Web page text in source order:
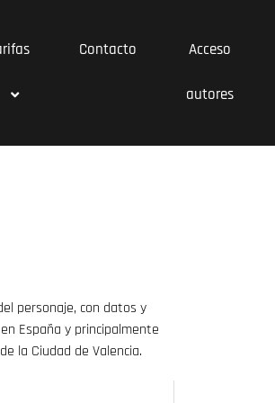
Contacto Acceso
autores
personaje, con datos y
España y principalmente
la Ciudad de Valencia.